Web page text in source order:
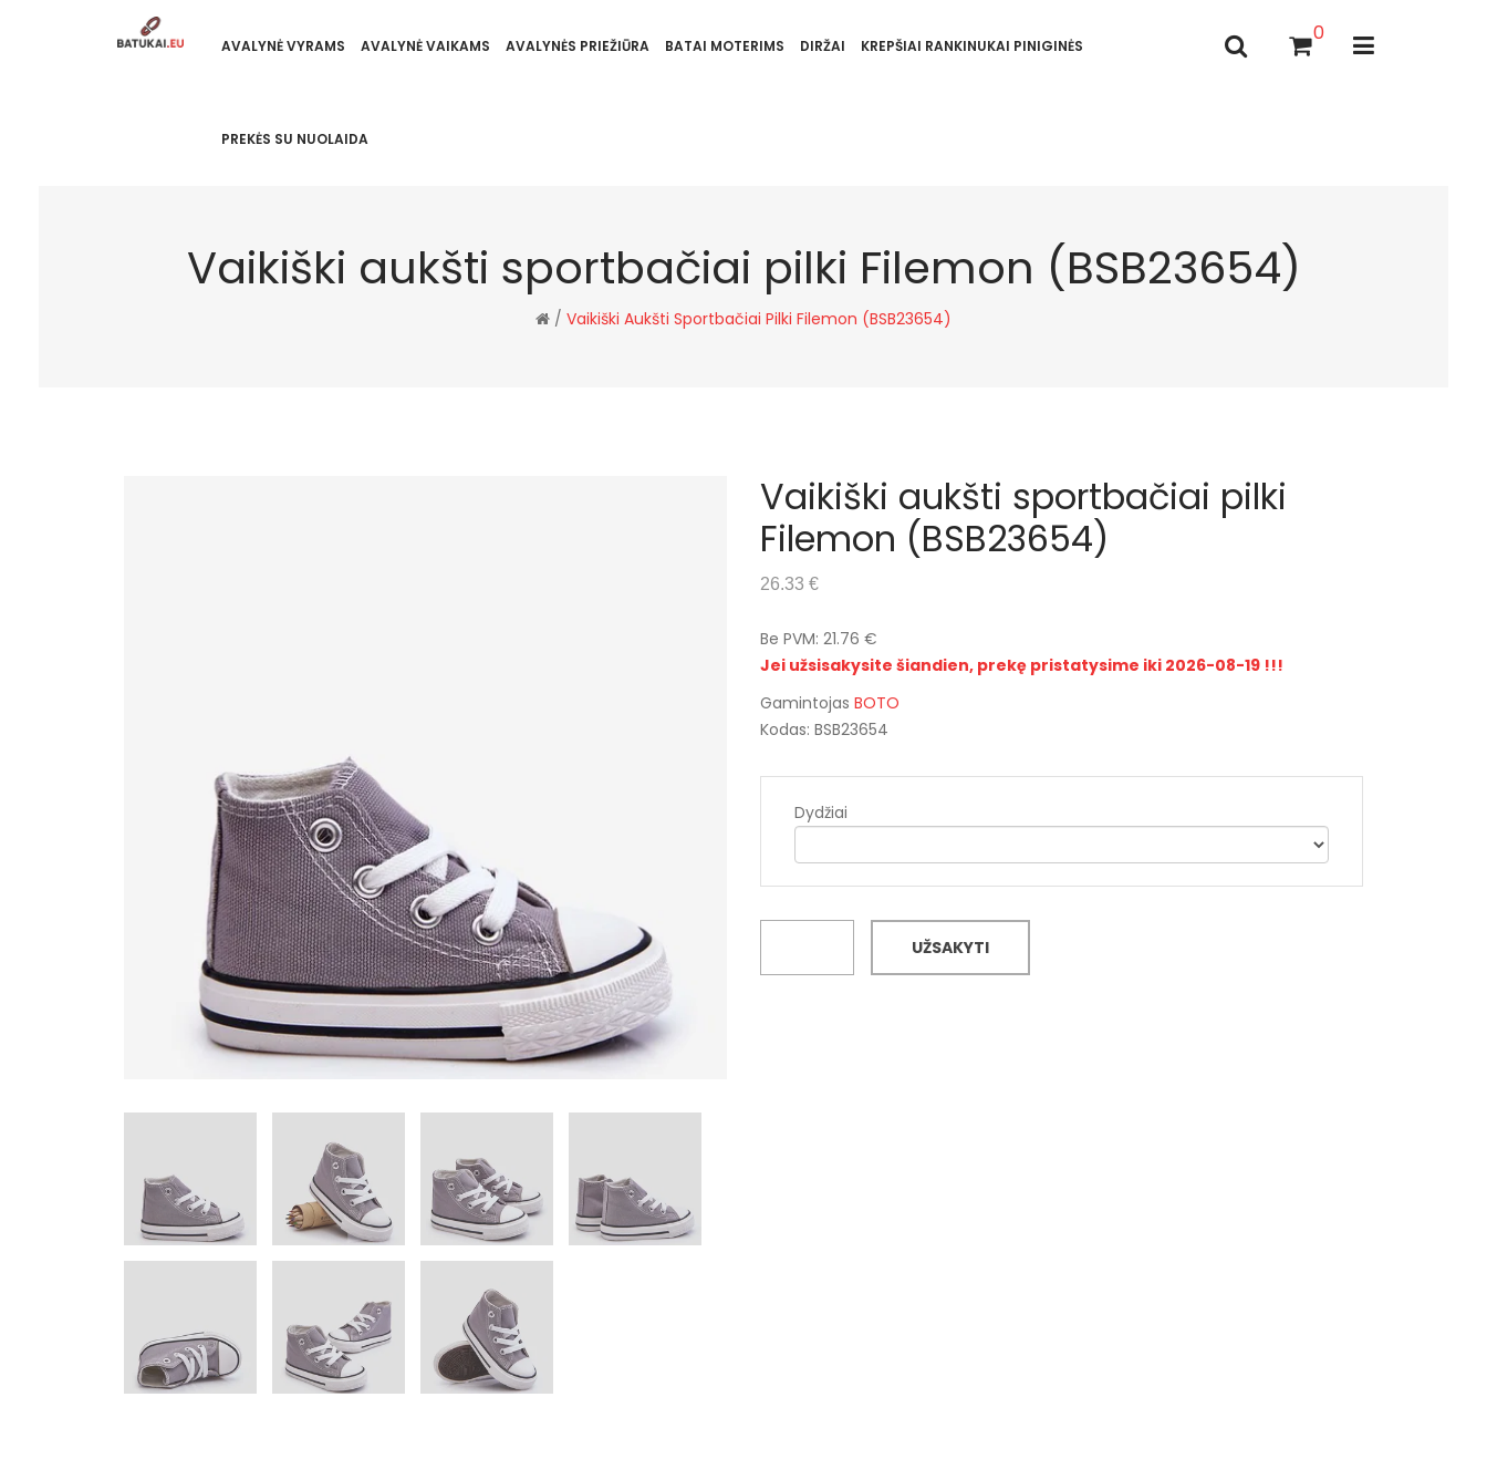
AVALYNĖ VYRAMS AVALYNĖ VAIKAMS AVALYNĖS PRIEŽIŪRA BATAI MOTERIMS DIRŽAI KREPŠIAI RANKINUKAI PINIGINĖS
PREKĖS SU NUOLAIDA
0
Vaikiški aukšti sportbačiai pilki Filemon (BSB23654)
/ Vaikiški Aukšti Sportbačiai Pilki Filemon (BSB23654)
Vaikiški aukšti sportbačiai pilki
Filemon (BSB23654)
26.33 €
Be PVM: 21.76 €
Jei užsisakysite šiandien, prekę pristatysime iki 2026-08-19 !!!
Gamintojas BOTO
Kodas: BSB23654
Dydžiai
UŽSAKYTI